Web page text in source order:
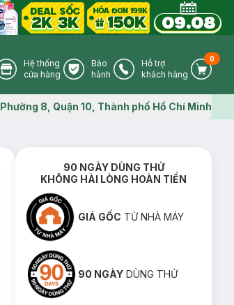
Store Icon
Hệ thống
cửa hàng
Warranty Icon
Bảo
hành
Phone Icon
Hỗ trợ
khách hàng
Cart
0
Map icon
Phường 8, Quận 10, Thành phố Hồ Chí Minh
90 NGÀY DÙNG THỬ
KHÔNG HÀI LÒNG HOÀN TIỀN
GIÁ GỐC TỪ NHÀ MÁY
90 NGÀY DÙNG THỬ